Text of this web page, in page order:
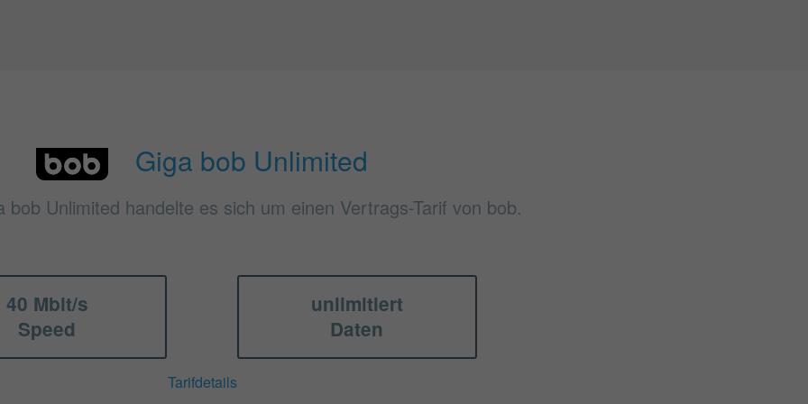
Giga bob Unlimited
bob Unlimited handelte es sich um einen Vertrags-Tarif von bob.
40 Mbit/s
Speed
unlimitiert
Daten
Tarifdetails